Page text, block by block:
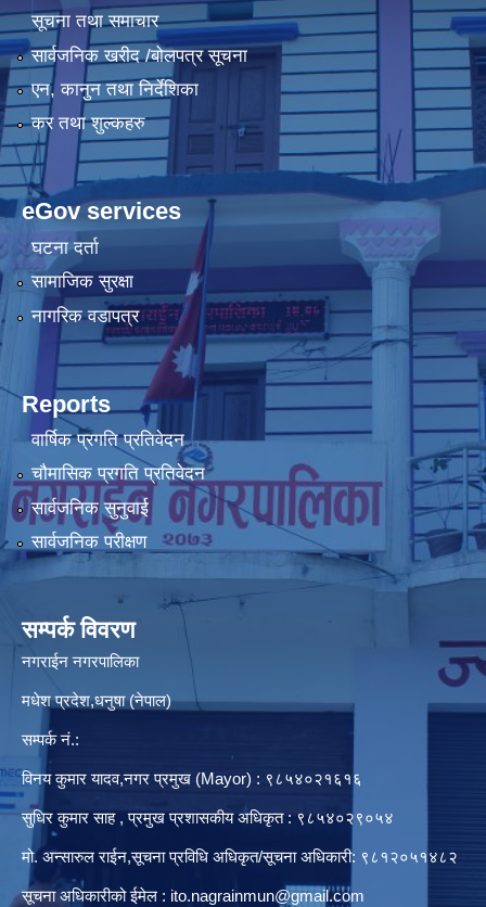
सूचना तथा समाचार
सार्वजनिक खरीद /बोलपत्र सूचना
एन, कानुन तथा निर्देशिका
कर तथा शुल्कहरु
eGov services
घटना दर्ता
सामाजिक सुरक्षा
नागरिक वडापत्र
Reports
वार्षिक प्रगति प्रतिवेदन
चौमासिक प्रगति प्रतिवेदन
सार्वजनिक सुनुवाई
सार्वजनिक परीक्षण
सम्पर्क विवरण
नगराईन नगरपालिका
मधेश प्रदेश,धनुषा (नेपाल)
सम्पर्क नं.:
विनय कुमार यादव,नगर प्रमुख (Mayor) : ९८५४०२१६१६
सुधिर कुमार साह , प्रमुख प्रशासकीय अधिकृत : ९८५४०२९०५४
मो. अन्सारुल राईन,सूचना प्रविधि अधिकृत/सूचना अधिकारी: ९८१२०५१४८२
सूचना अधिकारीको ईमेल : ito.nagrainmun@gmail.com